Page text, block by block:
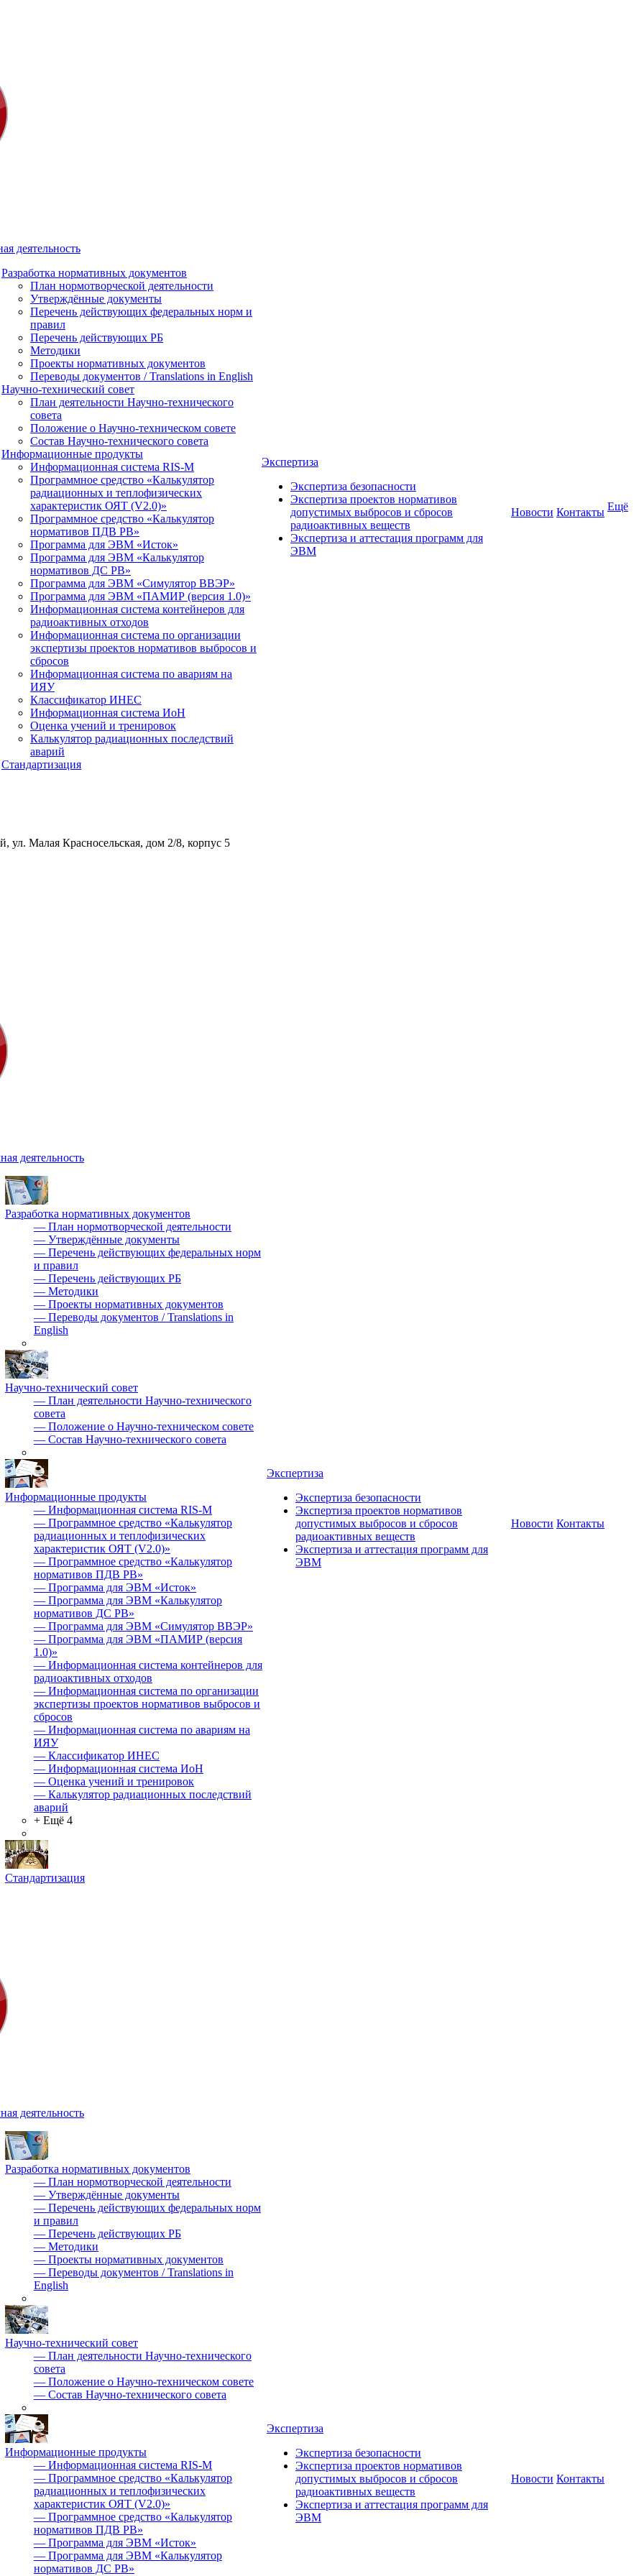
деятельность
Разработка нормативных документов
План нормотворческой деятельности
Утверждённые документы
Перечень действующих федеральных норм и
правил
Перечень действующих РБ
Методики
Проекты нормативных документов
Переводы документов / Translations in English
Научно-технический совет
План деятельности Научно-технического
совета
Положение о Научно-техническом совете
Состав Научно-технического совета
Информационные продукты
Информационная система RIS-M
Программное средство «Калькулятор
радиационных и теплофизических
характеристик ОЯТ (V2.0)»
Программное средство «Калькулятор
нормативов ПДВ РВ»
Программа для ЭВМ «Исток»
Программа для ЭВМ «Калькулятор
нормативов ДС РВ»
Программа для ЭВМ «Симулятор ВВЭР»
Программа для ЭВМ «ПАМИР (версия 1.0)»
Информационная система контейнеров для
радиоактивных отходов
Информационная система по организации
экспертизы проектов нормативов выбросов и
сбросов
Информационная система по авариям на
ИЯУ
Классификатор ИНЕС
Информационная система ИоН
Оценка учений и тренировок
Калькулятор радиационных последствий
аварий
Стандартизация
Экспертиза
Экспертиза безопасности
Экспертиза проектов нормативов
допустимых выбросов и сбросов
радиоактивных веществ
Экспертиза и аттестация программ для
ЭВМ
Новости Контакты Ещё
ул. Малая Красносельская, дом 2/8, корпус 5
деятельность
Разработка нормативных документов
— План нормотворческой деятельности
— Утверждённые документы
— Перечень действующих федеральных норм
и правил
— Перечень действующих РБ
— Методики
— Проекты нормативных документов
— Переводы документов / Translations in
English
Научно-технический совет
— План деятельности Научно-технического
совета
— Положение о Научно-техническом совете
— Состав Научно-технического совета
Информационные продукты
— Информационная система RIS-M
— Программное средство «Калькулятор
радиационных и теплофизических
характеристик ОЯТ (V2.0)»
— Программное средство «Калькулятор
нормативов ПДВ РВ»
— Программа для ЭВМ «Исток»
— Программа для ЭВМ «Калькулятор
нормативов ДС РВ»
— Программа для ЭВМ «Симулятор ВВЭР»
— Программа для ЭВМ «ПАМИР (версия
1.0)»
— Информационная система контейнеров для
радиоактивных отходов
— Информационная система по организации
экспертизы проектов нормативов выбросов и
сбросов
— Информационная система по авариям на
ИЯУ
— Классификатор ИНЕС
— Информационная система ИоН
— Оценка учений и тренировок
— Калькулятор радиационных последствий
аварий
+ Ещё 4
Стандартизация
Экспертиза
Экспертиза безопасности
Экспертиза проектов нормативов
допустимых выбросов и сбросов
радиоактивных веществ
Экспертиза и аттестация программ для
ЭВМ
Новости Контакты
деятельность
Разработка нормативных документов
— План нормотворческой деятельности
— Утверждённые документы
— Перечень действующих федеральных норм
и правил
— Перечень действующих РБ
— Методики
— Проекты нормативных документов
— Переводы документов / Translations in
English
Научно-технический совет
— План деятельности Научно-технического
совета
— Положение о Научно-техническом совете
— Состав Научно-технического совета
Информационные продукты
— Информационная система RIS-M
— Программное средство «Калькулятор
радиационных и теплофизических
характеристик ОЯТ (V2.0)»
— Программное средство «Калькулятор
нормативов ПДВ РВ»
— Программа для ЭВМ «Исток»
— Программа для ЭВМ «Калькулятор
нормативов ДС РВ»
Экспертиза
Экспертиза безопасности
Экспертиза проектов нормативов
допустимых выбросов и сбросов
радиоактивных веществ
Экспертиза и аттестация программ для
ЭВМ
Новости Контакты